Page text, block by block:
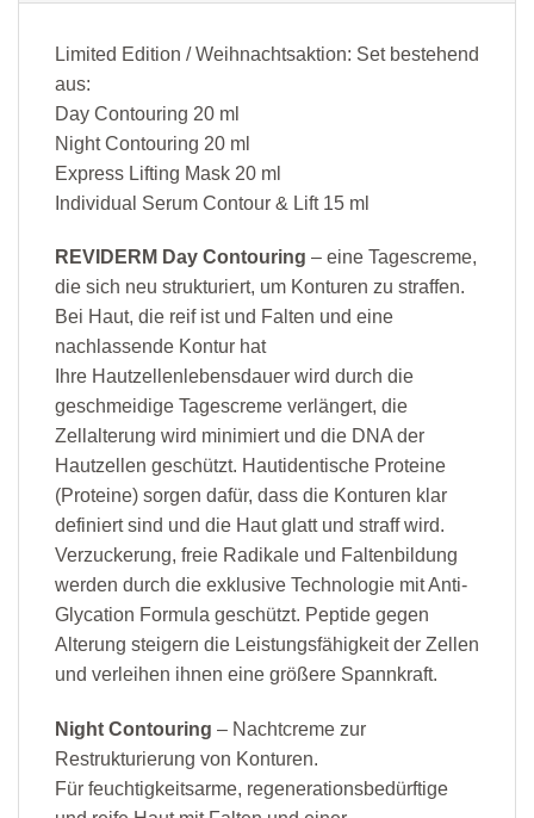
Limited Edition / Weihnachtsaktion: Set bestehend
aus:
Day Contouring 20 ml
Night Contouring 20 ml
Express Lifting Mask 20 ml
Individual Serum Contour & Lift 15 ml
REVIDERM Day Contouring – eine Tagescreme,
die sich neu strukturiert, um Konturen zu straffen.
Bei Haut, die reif ist und Falten und eine
nachlassende Kontur hat
Ihre Hautzellenlebensdauer wird durch die
geschmeidige Tagescreme verlängert, die
Zellalterung wird minimiert und die DNA der
Hautzellen geschützt. Hautidentische Proteine
(Proteine) sorgen dafür, dass die Konturen klar
definiert sind und die Haut glatt und straff wird.
Verzuckerung, freie Radikale und Faltenbildung
werden durch die exklusive Technologie mit Anti-
Glycation Formula geschützt. Peptide gegen
Alterung steigern die Leistungsfähigkeit der Zellen
und verleihen ihnen eine größere Spannkraft.
Night Contouring – Nachtcreme zur
Restrukturierung von Konturen.
Für feuchtigkeitsarme, regenerationsbedürftige